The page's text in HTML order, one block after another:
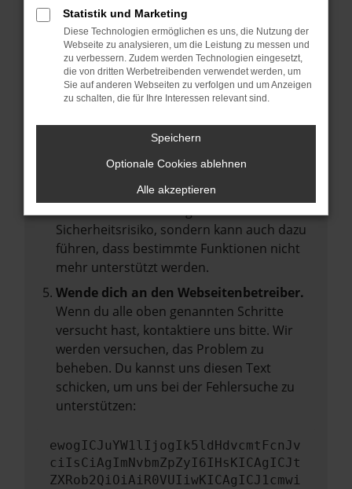
können das Laden bestimmter Seiten
verhindern. Funktioniert die Seite in einem
anderen Browser oder in einem privaten
Fenster?
Starte dein Gerät neu.
vorübergehende Probleme zu beheben.
Betriebssystem auf dem neuesten Stand
Veraltete Software birgt nicht nur ein
Sicherheitsrisiko, sondern kann auch dazu
führen, dass bestimmte Funktionen nicht
mehr unterstützt werden.
Wende dich an den Webseitenbetreiber.
Wenn du alle oben genannten Schritte
versucht hast, kontaktiere uns bitte. Wir
werden versuchen, das Problem zu
beheben. Du kannst uns diesen Text
schicken, um uns bei der Fehlersuche zu
unterstützen:
ewogICJuYW1lIjogIk5ldHdvcmtFcnJv
ciIsCiAgImNvbmZpZyI6IHsKICAgICJt
ZXRob2QiOiAiR0VUIiwKICAgICJ1cmwi
Statistik und Marketing
Diese Technologien ermöglichen es uns, die Nutzung der
Webseite zu analysieren, um die Leistung zu messen und
zu verbessern. Zudem werden Technologien eingesetzt,
die von dritten Werbetreibenden verwendet werden, um
Sie auf anderen Webseiten zu verfolgen und um Anzeigen
zu schalten, die für Ihre Interessen relevant sind.
Speichern
Optionale Cookies ablehnen
Alle akzeptieren